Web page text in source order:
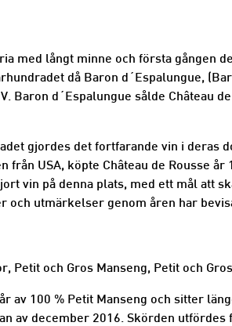
med långt minne och första gången
då Baron d´Espalungue,
Baron d´Espalungue sålde Château
gjordes det fortfarande vin i deras
från USA, köpte Château de Rousse år
vin på denna plats, med ett mål att
och utmärkelser genom åren har
Petit och Gros Manseng, Petit och
av 100 % Petit Manseng och sitter
av december 2016. Skörden utfördes